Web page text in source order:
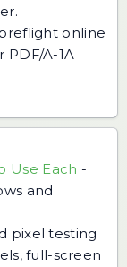
online
PDF/A-1A
Use Each -
and
pixel testing
full-screen